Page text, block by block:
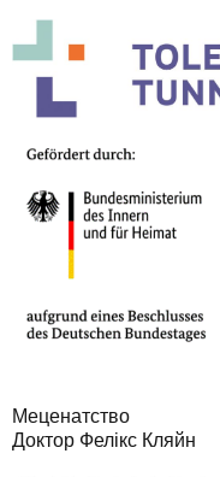
Меценатство
Доктор Фелікс Кляйн